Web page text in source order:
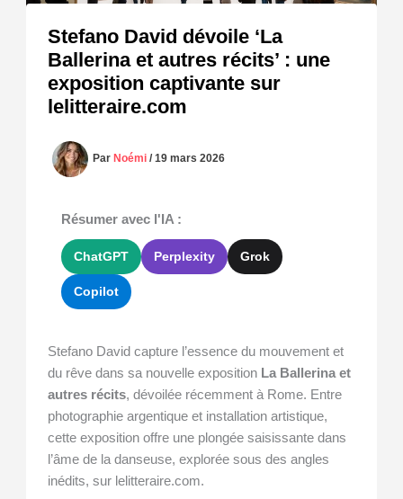
Stefano David dévoile ‘La
Ballerina et autres récits’ : une
exposition captivante sur
lelitteraire.com
ParNoémi/19 mars 2026
Résumer avec l'IA :
ChatGPT Perplexity Grok
Copilot
Stefano David capture l’essence du mouvement et
du rêve dans sa nouvelle exposition La Ballerina et
autres récits, dévoilée récemment à Rome. Entre
photographie argentique et installation artistique,
cette exposition offre une plongée saisissante dans
l’âme de la danseuse, explorée sous des angles
inédits, sur lelitteraire.com.